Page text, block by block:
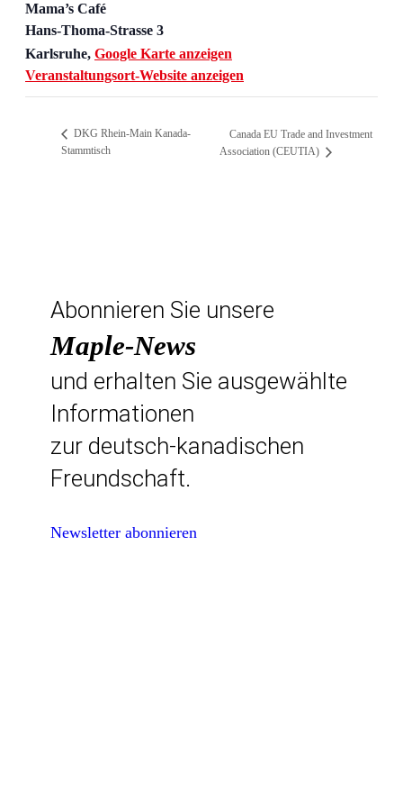
Mama’s Café
Hans-Thoma-Strasse 3
Karlsruhe, Google Karte anzeigen
Veranstaltungsort-Website anzeigen
DKG Rhein-Main Kanada-
Stammtisch
Canada EU Trade and Investment
Association (CEUTIA)
Abonnieren Sie unsere
Maple-News
und erhalten Sie ausgewählte
Informationen
zur deutsch-kanadischen
Freundschaft.
Newsletter abonnieren